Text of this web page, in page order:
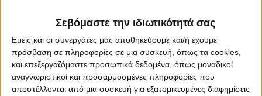
Σεβόμαστε την ιδιωτικότητά σας
Εμείς και οι συνεργάτες μας αποθηκεύουμε και/ή έχουμε
πρόσβαση σε πληροφορίες σε μια συσκευή, όπως τα cookies,
και επεξεργαζόμαστε προσωπικά δεδομένα, όπως μοναδικοί
αναγνωριστικοί και προσαρμοσμένες πληροφορίες που
αποστέλλονται από μια συσκευή για εξατομικευμένες διαφημίσεις
About Offradio Business Class Terms & Conditions
Privacy Policy
Designed & developed byporcupine colors&Fotis Alexandrou